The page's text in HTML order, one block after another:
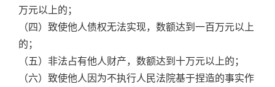
万元以上的；
（四）致使他人债权无法实现，数额达到一百万元以上
的；
（五）非法占有他人财产，数额达到十万元以上的；
（六）致使他人因为不执行人民法院基于捏造的事实作